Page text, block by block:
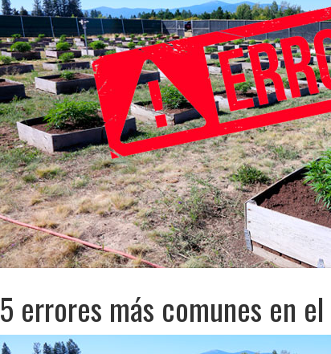
5 errores más comunes en